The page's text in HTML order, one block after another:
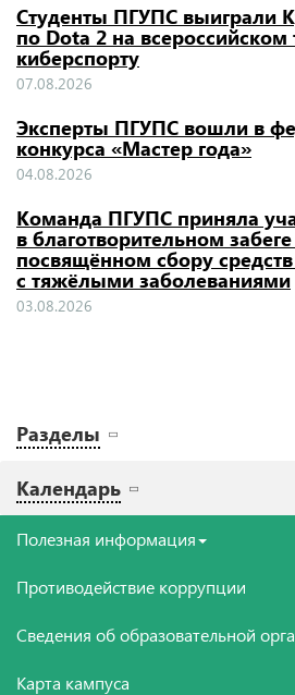
Студенты ПГУПС выиграли
по Dota 2 на всероссийском
киберспорту
07.08.2026
Эксперты ПГУПС вошли в
конкурса «Мастер года»
04.08.2026
Команда ПГУПС приняла
в благотворительном
посвящённом сбору
с тяжёлыми заболеваниями
03.08.2026
Разделы
Календарь
Полезная информация
Противодействие коррупции
Сведения об образовательной
Карта кампуса